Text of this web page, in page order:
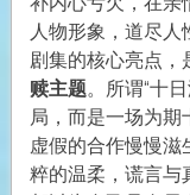
人物形象，道尽人
剧集的核心亮点，
赎主题。所谓“十
局，而是一场为期
虚假的合作慢慢
粹的温柔，谎言与